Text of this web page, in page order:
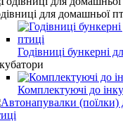
для домашньої
Годівниці бункерні
Комплектуючі до